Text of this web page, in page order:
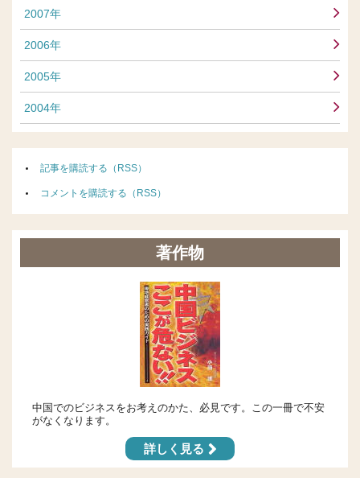
2007年
2006年
2005年
2004年
記事を購読する（RSS）
コメントを購読する（RSS）
著作物
中国でのビジネスをお考えのかた、必見です。この一冊で不安
がなくなります。
詳しく見る